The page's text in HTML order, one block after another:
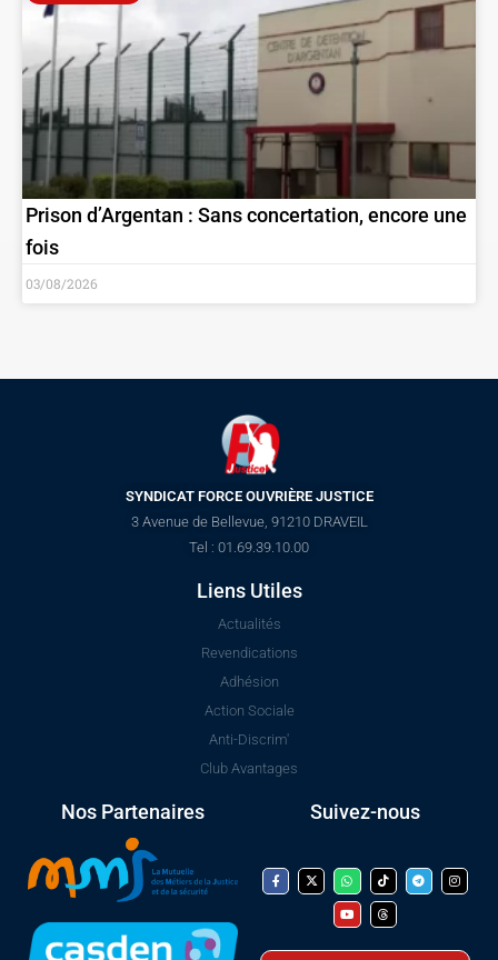
Prison d’Argentan : Sans concertation, encore une
fois
03/08/2026
SYNDICAT FORCE OUVRIÈRE JUSTICE
3 Avenue de Bellevue, 91210 DRAVEIL
Tel : 01.69.39.10.00
Liens Utiles
Actualités
Revendications
Adhésion
Action Sociale
Anti-Discrim'
Club Avantages
Nos Partenaires Suivez-nous